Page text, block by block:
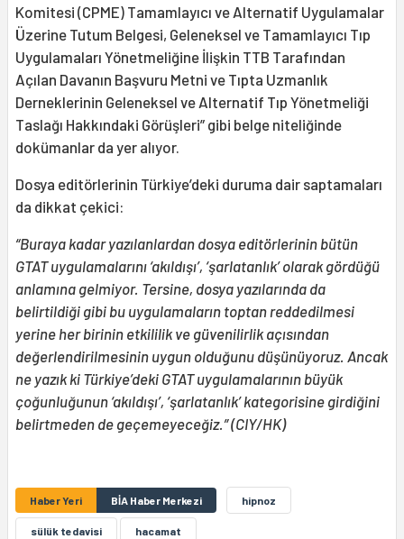
Komitesi (CPME) Tamamlayıcı ve Alternatif Uygulamalar
Üzerine Tutum Belgesi, Geleneksel ve Tamamlayıcı Tıp
Uygulamaları Yönetmeliğine İlişkin TTB Tarafından
Açılan Davanın Başvuru Metni ve Tıpta Uzmanlık
Derneklerinin Geleneksel ve Alternatif Tıp Yönetmeliği
Taslağı Hakkındaki Görüşleri” gibi belge niteliğinde
dokümanlar da yer alıyor.
Dosya editörlerinin Türkiye’deki duruma dair saptamaları
da dikkat çekici:
“Buraya kadar yazılanlardan dosya editörlerinin bütün
GTAT uygulamalarını ‘akıldışı’, ‘şarlatanlık’ olarak gördüğü
anlamına gelmiyor. Tersine, dosya yazılarında da
belirtildiği gibi bu uygulamaların toptan reddedilmesi
yerine her birinin etkililik ve güvenilirlik açısından
değerlendirilmesinin uygun olduğunu düşünüyoruz. Ancak
ne yazık ki Türkiye’deki GTAT uygulamalarının büyük
çoğunluğunun ‘akıldışı’, ‘şarlatanlık’ kategorisine girdiğini
belirtmeden de geçemeyeceğiz.” (CIY/HK)
Haber Yeri BİA Haber Merkezi hipnoz
sülük tedavisi hacamat